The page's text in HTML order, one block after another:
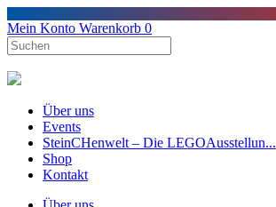
Mein Konto Warenkorb 0
Über uns
Events
SteinCHenwelt – Die LEGOAusstellun...
Shop
Kontakt